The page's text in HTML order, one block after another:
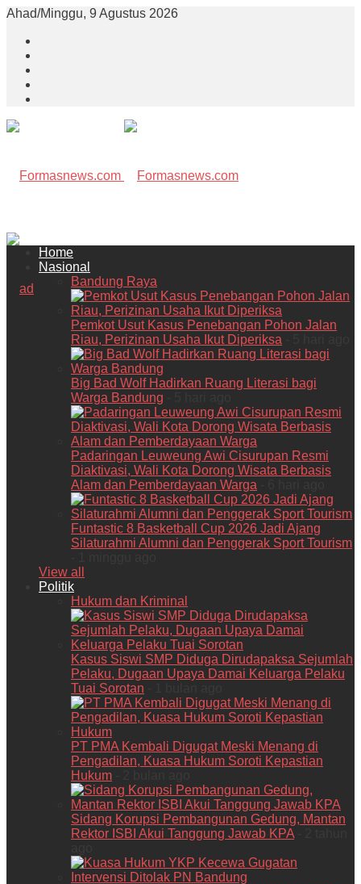
Ahad/Minggu, 9 Agustus 2026
Home
Nasional
Bandung Raya
Pemkot Usut Kasus Penebangan Pohon Jalan
Riau, Perizinan Usaha Ikut Diperiksa
Big Bad Wolf Hadirkan Ruang Literasi bagi
Warga Bandung
Padaringan Leuweung Awi Cisurupan Resmi
Diaktivasi, Wali Kota Dorong Wisata Berbasis
Alam dan Pemberdayaan Warga
Funtastic 8 Basketball Cup 2026 Jadi Ajang
Silaturahmi Alumni dan Penggerak Sport Tourism
View all
Politik
Hukum dan Kriminal
Kasus Siswi SMP Diduga Dirudapaksa Sejumlah
Pelaku, Dugaan Upaya Damai Keluarga Pelaku
Tuai Sorotan
PT PMA Kembali Digugat Meski Menang di
Pengadilan, Kuasa Hukum Soroti Kepastian
Hukum
Sidang Korupsi Pembangunan Gedung, Mantan
Rektor ISBI Akui Tanggung Jawab KPA